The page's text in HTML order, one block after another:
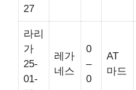
27
라리
가
25-
01-
레가
네스
0
–
0
AT
마드